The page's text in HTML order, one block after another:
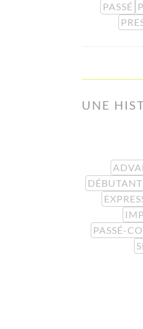
PASSÉ
UNE
PASSÉ-